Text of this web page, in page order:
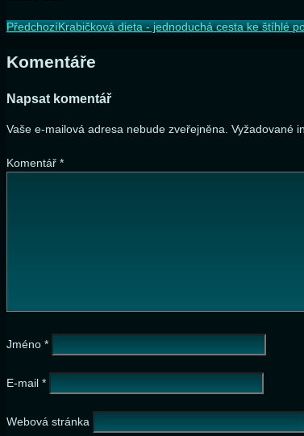
PředchozíKrabičková dieta - jednoduchá cesta ke štíhlé
Komentáře
Napsat komentář
Vaše e-mailová adresa nebude zveřejněna. Vyžadované
Komentář *
Jméno *
E-mail *
Webová stránka